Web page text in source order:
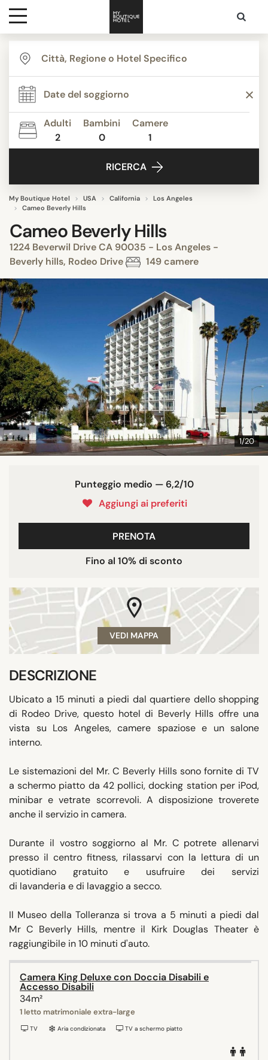
Destinazioni
Ispirazione
Contatti
Adulti
2
Bambini
0
Camere
1
RICERCA
My Boutique Hotel USA California
Los Angeles
Cameo Beverly Hills
Cameo Beverly Hills
1224 Beverwil Drive CA 90035 - Los Angeles -
Beverly hills, Rodeo Drive
149 camere
1/20
Punteggio medio — 6,2/10
Aggiungi ai preferiti
PRENOTA
Fino al 10% di sconto
VEDI MAPPA
DESCRIZIONE
Ubicato a 15 minuti a piedi dal quartiere dello shopping
di Rodeo Drive, questo hotel di Beverly Hills offre una
vista su Los Angeles, camere spaziose e un salone
interno.
Le sistemazioni del Mr. C Beverly Hills sono fornite di TV
a schermo piatto da 42 pollici, docking station per iPod,
minibar e vetrate scorrevoli. A disposizione troverete
anche il servizio in camera.
Durante il vostro soggiorno al Mr. C potrete allenarvi
presso il centro fitness, rilassarvi con la lettura di un
quotidiano gratuito e usufruire dei servizi
di lavanderia e di lavaggio a secco.
Il Museo della Tolleranza si trova a 5 minuti a piedi dal
Mr C Beverly Hills, mentre il Kirk Douglas Theater è
raggiungibile in 10 minuti d'auto.
Camera King Deluxe con Doccia Disabili e
Accesso Disabili
34m²
1 letto matrimoniale extra-large
TV Aria condizionata TV a schermo piatto